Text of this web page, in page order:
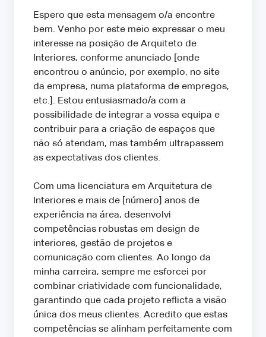
Espero que esta mensagem o/a encontre
bem. Venho por este meio expressar o meu
interesse na posição de Arquiteto de
Interiores, conforme anunciado [onde
encontrou o anúncio, por exemplo, no site
da empresa, numa plataforma de empregos,
etc.]. Estou entusiasmado/a com a
possibilidade de integrar a vossa equipa e
contribuir para a criação de espaços que
não só atendam, mas também ultrapassem
as expectativas dos clientes.
Com uma licenciatura em Arquitetura de
Interiores e mais de [número] anos de
experiência na área, desenvolvi
competências robustas em design de
interiores, gestão de projetos e
comunicação com clientes. Ao longo da
minha carreira, sempre me esforcei por
combinar criatividade com funcionalidade,
garantindo que cada projeto reflicta a visão
única dos meus clientes. Acredito que estas
competências se alinham perfeitamente com